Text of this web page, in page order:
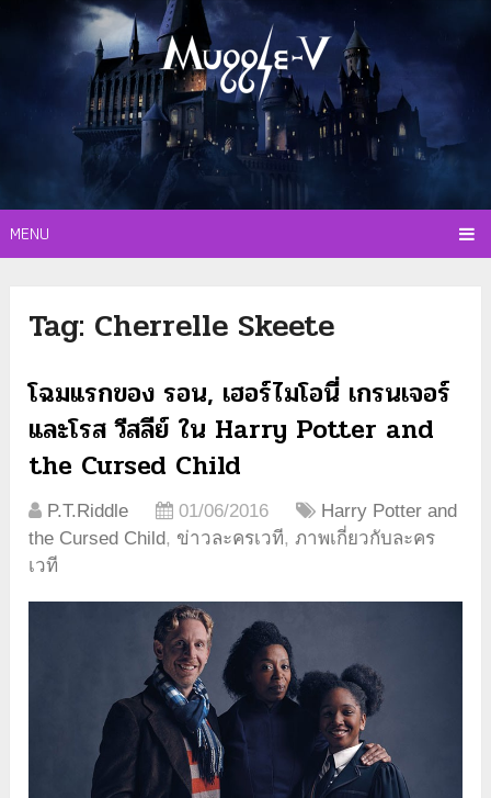
MENU
Tag: Cherrelle Skeete
โฉมแรกของ รอน, เฮอร์ไมโอนี่ เกรนเจอร์
และโรส วีสลีย์ ใน Harry Potter and
the Cursed Child
P.T.Riddle 01/06/2016
Harry Potter and
the Cursed Child, ข่าวละครเวที,ภาพเกี่ยวกับละคร
เวที